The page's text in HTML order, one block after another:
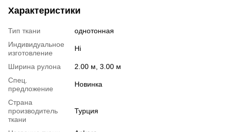
Характеристики
Тип ткани
однотонная
Индивидуальное
изготовление
Ні
Ширина рулона
2.00 м, 3.00 м
Спец.
предложение
Новинка
Страна
производитель
ткани
Турция